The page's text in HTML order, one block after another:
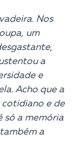
Nos
um
a
e
Acho que a
cotidiano e de
só a memória
a